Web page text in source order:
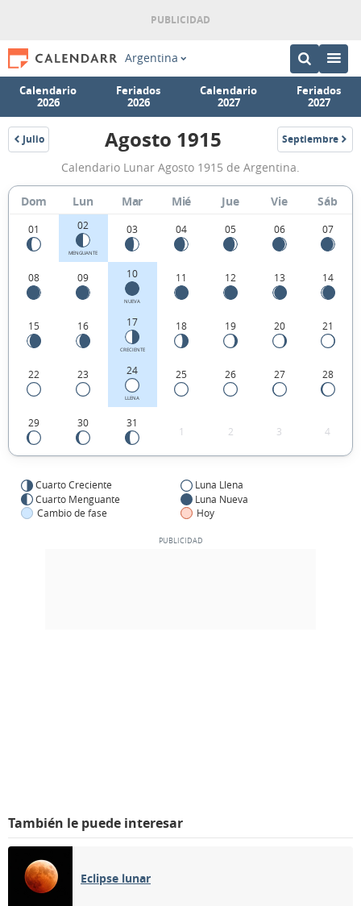
Argentina
Calendario
2026
Feriados
2026
Calendario
2027
Feriados
2027
Julio
1915
Calendario
Lunar
Agosto
1915
de
Argentina.
Agosto 1915 Septiembre
1915
Calendario Lunar Agosto 1915 de Argentina.
Dom Lun Mar Mié Jue Vie Sáb
01 02
MENGUANTE
03 04 05 06 07
08 09 10
NUEVA
11 12 13 14
15 16 17
CRECIENTE
18 19 20 21
22 23 24
LLENA
25 26 27 28
29 30 31
1 2 3 4
Cuarto Creciente
Luna Llena
Cuarto Menguante
Luna Nueva
Cambio de fase
Hoy
También le puede interesar
Eclipse lunar